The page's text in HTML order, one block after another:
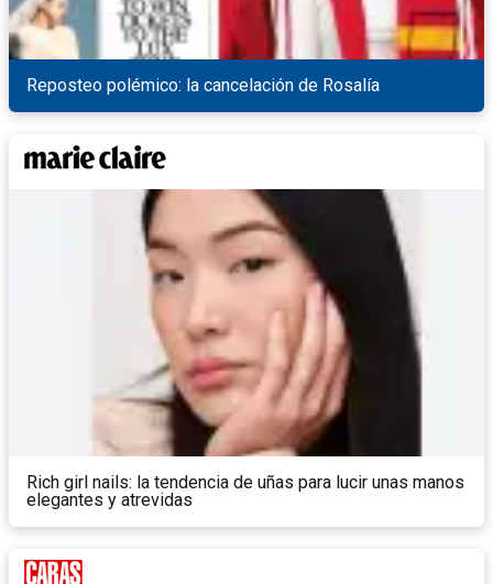
Reposteo polémico: la cancelación de Rosalía
Rich girl nails: la tendencia de uñas para lucir unas manos
elegantes y atrevidas